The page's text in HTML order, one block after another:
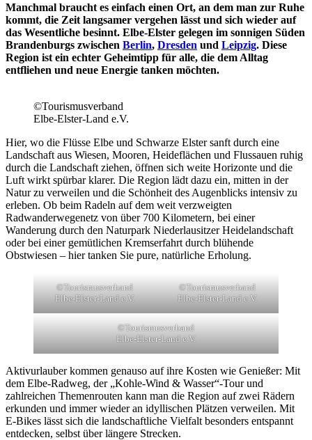
Manchmal braucht es einfach einen Ort, an dem man zur Ruhe
kommt, die Zeit langsamer vergehen lässt und sich wieder auf
das Wesentliche besinnt. Elbe-Elster gelegen im sonnigen Süden
Brandenburgs zwischen Berlin, Dresden und Leipzig. Diese
Region ist ein echter Geheimtipp für alle, die dem Alltag
entfliehen und neue Energie tanken möchten.
©Tourismusverband
Elbe-Elster-Land e.V.
Hier, wo die Flüsse Elbe und Schwarze Elster sanft durch eine
Landschaft aus Wiesen, Mooren, Heideflächen und Flussauen ruhig
durch die Landschaft ziehen, öffnen sich weite Horizonte und die
Luft wirkt spürbar klarer. Die Region lädt dazu ein, mitten in der
Natur zu verweilen und die Schönheit des Augenblicks intensiv zu
erleben. Ob beim Radeln auf dem weit verzweigten
Radwanderwegenetz von über 700 Kilometern, bei einer
Wanderung durch den Naturpark Niederlausitzer Heidelandschaft
oder bei einer gemütlichen Kremserfahrt durch blühende
Obstwiesen – hier tanken Sie pure, natürliche Erholung.
©Tourismusverband
Elbe-Elster-Land e.V.
©Tourismusverband
Elbe-Elster-Land e.V.
©Tourismusverband
Elbe-Elster-Land e.V.
Aktivurlauber kommen genauso auf ihre Kosten wie Genießer: Mit
dem Elbe-Radweg, der „Kohle-Wind & Wasser“-Tour und
zahlreichen Themenrouten kann man die Region auf zwei Rädern
erkunden und immer wieder an idyllischen Plätzen verweilen. Mit
E-Bikes lässt sich die landschaftliche Vielfalt besonders entspannt
entdecken, selbst über längere Strecken.